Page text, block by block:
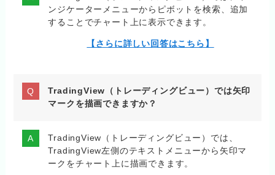
ンジケーターメニューからピボットを検索、追加
することでチャート上に表示できます。
【さらに詳しい回答はこちら】
TradingView（トレーディングビュー）では矢印
マークを描画できますか？
TradingView（トレーディングビュー）では、
TradingView左側のテキストメニューから矢印マ
ークをチャート上に描画できます。